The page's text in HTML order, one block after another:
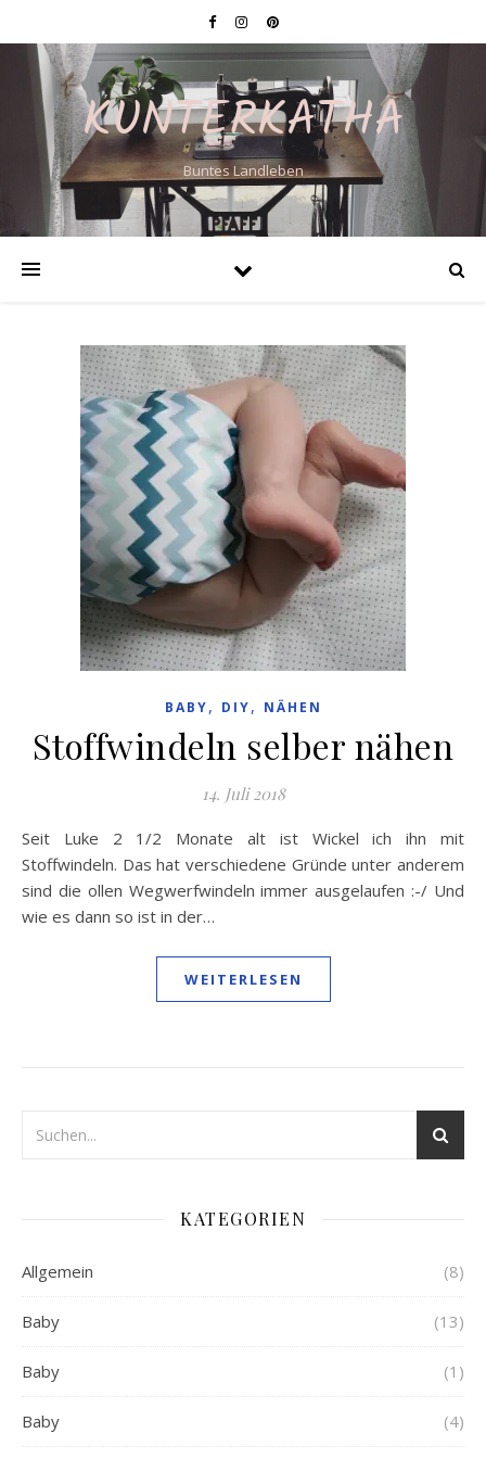
KUNTERKATHA
Buntes Landleben
BABY, DIY, NÄHEN
Stoffwindeln selber nähen
14. Juli 2018
Seit Luke 2 1/2 Monate alt ist Wickel ich ihn mit
Stoffwindeln. Das hat verschiedene Gründe unter anderem
sind die ollen Wegwerfwindeln immer ausgelaufen :-/ Und
wie es dann so ist in der…
WEITERLESEN
KATEGORIEN
Allgemein (8)
Baby (13)
Baby (1)
Baby (4)